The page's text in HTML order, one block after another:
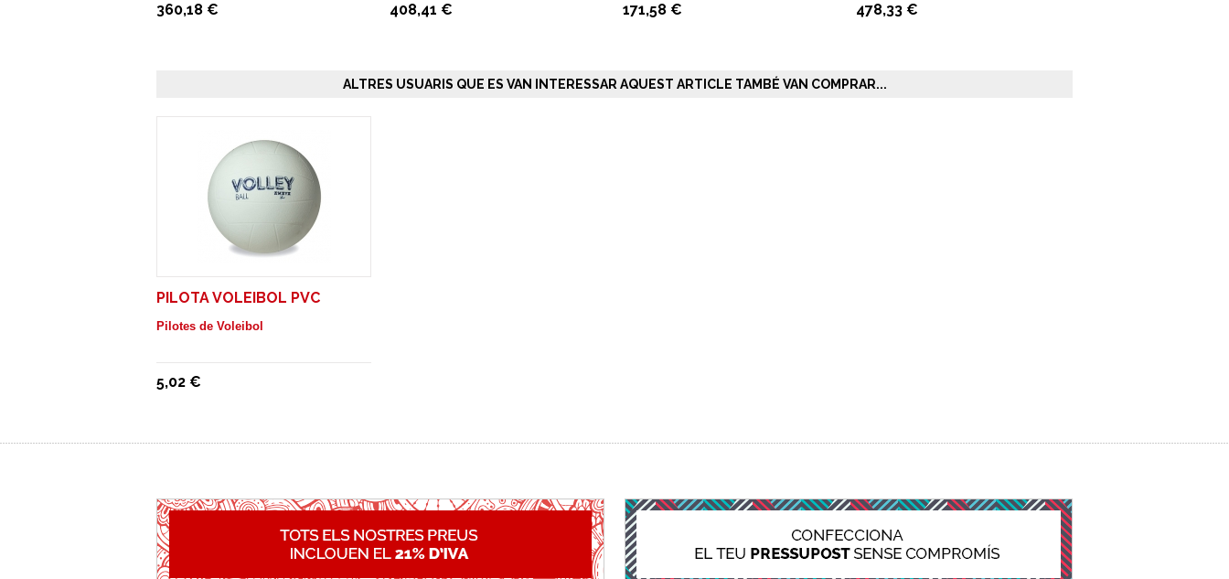
360,18 € 408,41 € 171,58 € 478,33 €
ALTRES USUARIS QUE ES VAN INTERESSAR AQUEST ARTICLE TAMBÉ VAN COMPRAR...
PILOTA VOLEIBOL PVC
Pilotes de Voleibol
5,02 €